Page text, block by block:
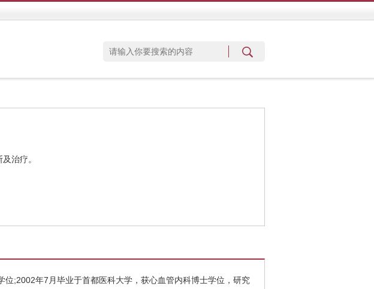
治疗。
;2002年7月毕业于首都医科大学，获心血管内科博士学位，研究